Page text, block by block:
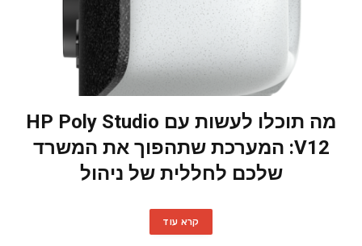
מה תוכלו לעשות עם HP Poly Studio
V12: המערכת שתהפוך את המשרד
שלכם לחללית של ניהול
קרא עוד